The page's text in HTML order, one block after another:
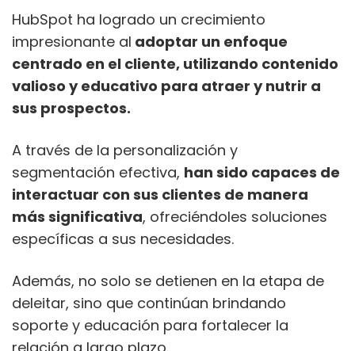
HubSpot ha logrado un crecimiento
impresionante al adoptar un enfoque
centrado en el cliente, utilizando contenido
valioso y educativo para atraer y nutrir a
sus prospectos.
A través de la personalización y
segmentación efectiva, han sido capaces de
interactuar con sus clientes de manera
más significativa, ofreciéndoles soluciones
específicas a sus necesidades.
Además, no solo se detienen en la etapa de
deleitar, sino que continúan brindando
soporte y educación para fortalecer la